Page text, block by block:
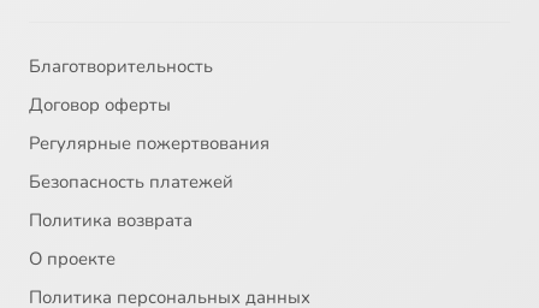
Благотворительность
Договор оферты
Регулярные пожертвования
Безопасность платежей
Политика возврата
О проекте
Политика персональных данных